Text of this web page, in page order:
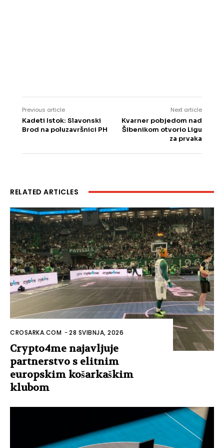
Previous article
Kadeti Istok: Slavonski
Brod na poluzavršnici PH
Next article
Kvarner pobjedom nad
Šibenikom otvorio Ligu
za prvaka
RELATED ARTICLES
CROSARKA.COM -28 SVIBNJA, 2026
Crypto4me najavljuje
partnerstvo s elitnim
europskim košarkaškim
klubom